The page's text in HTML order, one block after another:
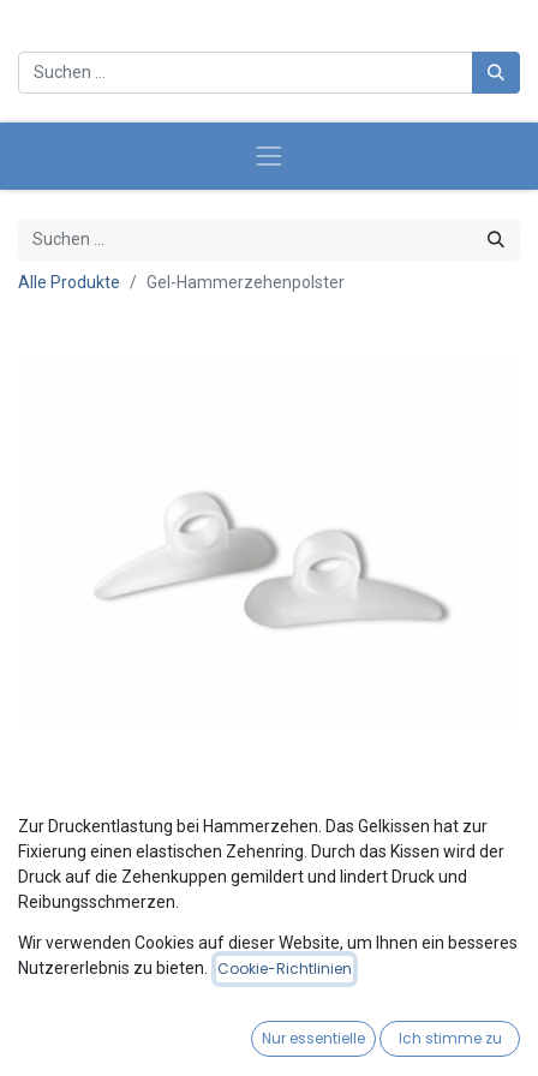
Alle Produkte Gel-Hammerzehenpolster
Zur Druckentlastung bei Hammerzehen. Das Gelkissen hat zur
Fixierung einen elastischen Zehenring. Durch das Kissen wird der
Druck auf die Zehenkuppen gemildert und lindert Druck und
Reibungsschmerzen.
Please Loginto see Product Price
Wir verwenden Cookies auf dieser Website, um Ihnen ein besseres
Nutzererlebnis zu bieten.
Cookie-Richtlinien
Nur essentielle Ich stimme zu